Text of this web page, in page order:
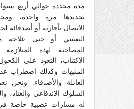
مدة محددة حوالي أربع
تجديدها مرة واحدة،
الاتصال بأقاربه أو أصدقائه
النفسي أو حتى علاجه
المصاحبة لهذه
الاكتئاب، التعود على
المنبهات وكذلك اضطراب
العائلة والأصدقاء. ونحن
السلوك الاندفاعي والعناد،
له مسارات عصبية خاصة